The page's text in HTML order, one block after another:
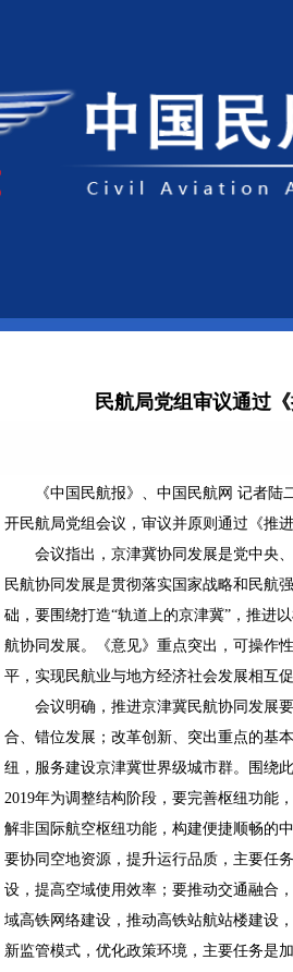
民航局党组审议通过
《中国民航报》、中国民航网 记者
开民航局党组会议，审议并原则通过《推
会议指出，京津冀协同发展是党中央
民航协同发展是贯彻落实国家战略和民航
础，要围绕打造“轨道上的京津冀”，推进
航协同发展。《意见》重点突出，可操作
平，实现民航业与地方经济社会发展相互
会议明确，推进京津冀民航协同发展
合、错位发展；改革创新、突出重点的基
纽，服务建设京津冀世界级城市群。围绕
2019年为调整结构阶段，要完善枢纽功能
解非国际航空枢纽功能，构建便捷顺畅的
要协同空地资源，提升运行品质，主要任
设，提高空域使用效率；要推动交通融合
域高铁网络建设，推动高铁站航站楼建设
新监管模式，优化政策环境，主要任务是